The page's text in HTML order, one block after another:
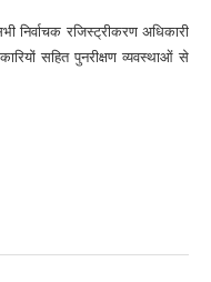
निर्वाचक रजिस्ट्रीकरण अधिकारी
सहित पुनरीक्षण व्यवस्थाओं से